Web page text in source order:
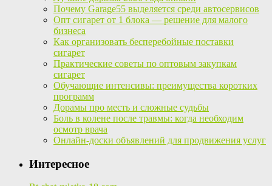
Почему Garage55 выделяется среди автосервисов
Опт сигарет от 1 блока — решение для малого
бизнеса
Как организовать бесперебойные поставки
сигарет
Практические советы по оптовым закупкам
сигарет
Обучающие интенсивы: преимущества коротких
программ
Дорамы про месть и сложные судьбы
Боль в колене после травмы: когда необходим
осмотр врача
Онлайн-доски объявлений для продвижения услуг
Интересное